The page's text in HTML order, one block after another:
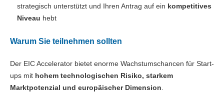
strategisch unterstützt und Ihren Antrag auf ein kompetitives
Niveau hebt
Warum Sie teilnehmen sollten
Der EIC Accelerator bietet enorme Wachstumschancen für Start-
ups mit hohem technologischen Risiko, starkem
Marktpotenzial und europäischer Dimension